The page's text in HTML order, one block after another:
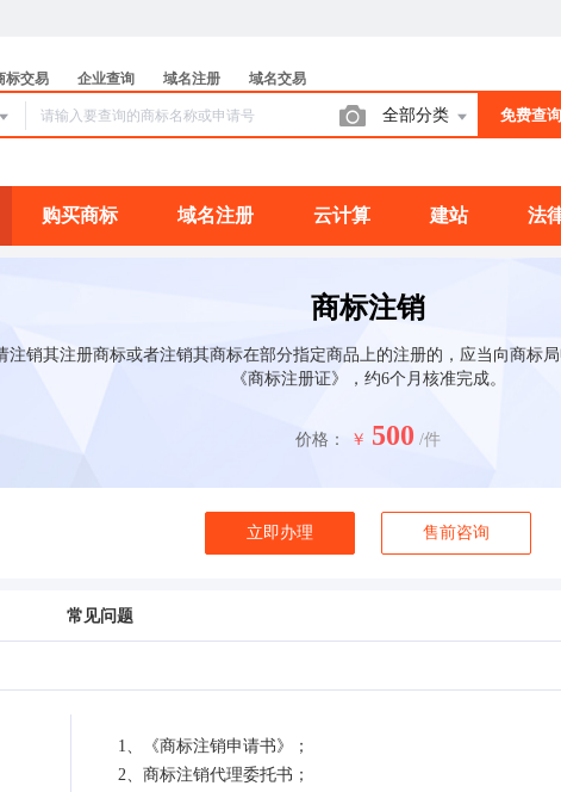
标交易 企业查询 域名注册 域名交易
全部分类 免费查询
购买商标 域名注册 云计算 建站 法
商标注销
注销其注册商标或者注销其商标在部分指定商品上的注册的，应当向商标
《商标注册证》，约6个月核准完成。
价格： ￥ 500 /件
立即办理 售前咨询
常见问题
1、《商标注销申请书》；
2、商标注销代理委托书；